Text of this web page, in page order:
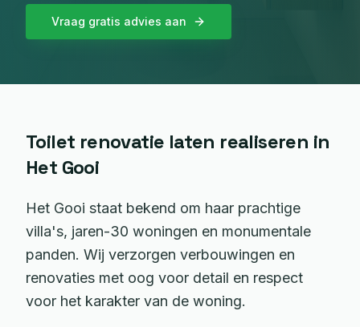
Vraag gratis advies aan
Toilet renovatie laten realiseren in
Het Gooi
Het Gooi staat bekend om haar prachtige
villa's, jaren-30 woningen en monumentale
panden. Wij verzorgen verbouwingen en
renovaties met oog voor detail en respect
voor het karakter van de woning.